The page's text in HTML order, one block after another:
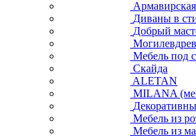
Диваны в
Добрый
Могилевдрев
Мебель под
Скайда
ALETAN
MILANA
Мебель из
Мебель из